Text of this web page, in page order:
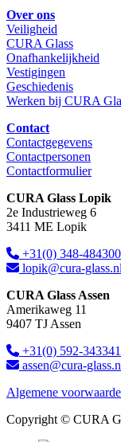
Over ons
Veiligheid
CURA Glass
Onafhankelijkheid
Vestigingen
Geschiedenis
Werken bij CURA
Contact
Contactgegevens
Contactpersonen
Contactformulier
CURA Glass Lopik
2e Industrieweg 6
3411 ME Lopik
+31(0) 348-484300
lopik@cura-glass.nl
CURA Glass Assen
Amerikaweg 11
9407 TJ Assen
+31(0) 592-343341
assen@cura-
Algemene
Copyright © CURA